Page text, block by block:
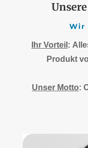
Wir
Ihr Vorteil :
Produkt
Unser Motto: